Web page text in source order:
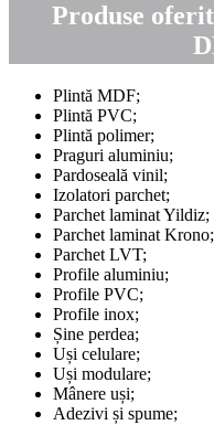
Produse
Plintă MDF;
Plintă PVC;
Plintă polimer;
Praguri aluminiu;
Pardoseală vinil;
Izolatori parchet;
Parchet laminat Yildiz;
Parchet laminat Krono;
Parchet LVT;
Profile aluminiu;
Profile PVC;
Profile inox;
Șine perdea;
Uși celulare;
Uși modulare;
Mânere uși;
Adezivi și spume;